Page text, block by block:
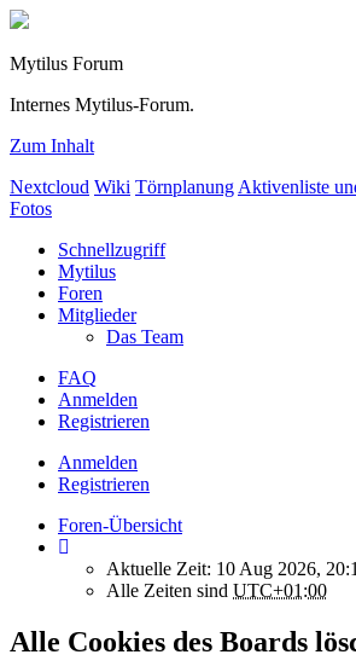
Mytilus Forum
Internes Mytilus-Forum.
Zum Inhalt
Nextcloud Wiki Törnplanung Aktivenliste
Fotos
Schnellzugriff
Mytilus
Foren
Mitglieder
Das Team
FAQ
Anmelden
Registrieren
Anmelden
Registrieren
Foren-Übersicht
Aktuelle Zeit: 10 Aug 2026,
Alle Zeiten sind UTC+01:00
Alle Cookies des Boards